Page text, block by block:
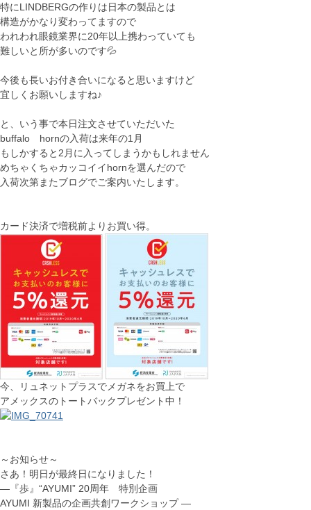
特にLINDBERGの作りは日本の製品とは
構造がかなり変わってますので
われわれ眼鏡業界に20年以上携わっていても
難しいと所が多いのです💦
今後も長いお付き合いになると思いますけど
宜しくお願いしますね♪
と、いう事で本日注文させていただいた
buffalo hornの入荷は来年の1月
もしかすると2月に入ってしまうかもしれません
めちゃくちゃカッコイイhornを選んだので
入荷次第またブログでご案内いたします。
カード決済で増税前よりお買い得。
今、リュネットプラスでメガネをお買上で
アメックスのトートバックプレゼント中！
～お知らせ～
さあ！明日が最終日になりました！
―『歩』“AYUMI” 20周年 特別企画
AYUMI 新製品の企画共創ワークショップ ―